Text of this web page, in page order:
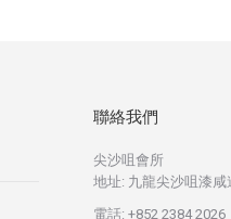
聯絡我們
尖沙咀會所
地址: 九龍尖沙咀漆
電話: +852 2384 2026